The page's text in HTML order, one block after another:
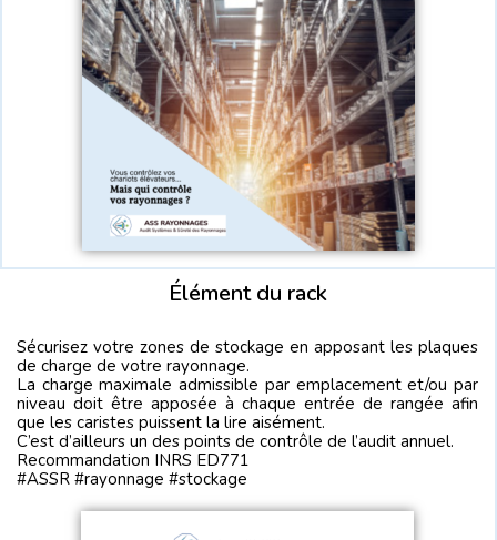
Élément du rack
Sécurisez votre zones de stockage en apposant les plaques
de charge de votre rayonnage.
La charge maximale admissible par emplacement et/ou par
niveau doit être apposée à chaque entrée de rangée afin
que les caristes puissent la lire aisément.
C’est d’ailleurs un des points de contrôle de l’audit annuel.
Recommandation INRS ED771
#ASSR #rayonnage #stockage